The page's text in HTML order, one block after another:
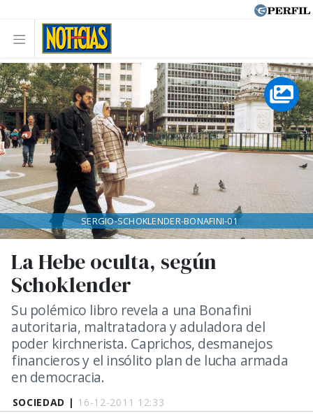
SOCIEDAD | 16-12-2011 12:33
La Hebe oculta, según
Schoklender
Su polémico libro revela a una Bonafini
autoritaria, maltratadora y aduladora del
poder kirchnerista. Caprichos, desmanejos
financieros y el insólito plan de lucha armada
en democracia.
SERGIO-SCHOKLENDER-BONAFINI-01